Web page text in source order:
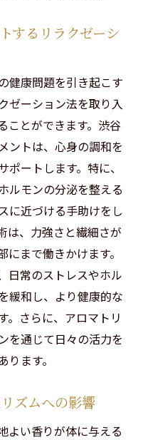
するリラクゼーシ
健康問題を引き起こす
ゼーション法を取り入
ことができます。渋谷
ントは、心身の調和を
ートします。特に、
ルモンの分泌を整える
に近づける手助けをし
は、力強さと繊細さが
まで働きかけます。
日常のストレスやホル
緩和し、より健康的な
。さらに、アロマトリ
を通じて日々の活力を
ます。
ズムへの影響
よい香りが体に与える